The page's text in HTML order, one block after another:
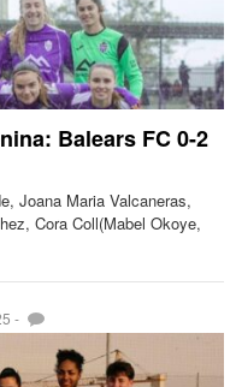
Balears FC 0-2
Joana Maria Valcaneras,
Cora Coll(Mabel Okoye,
-